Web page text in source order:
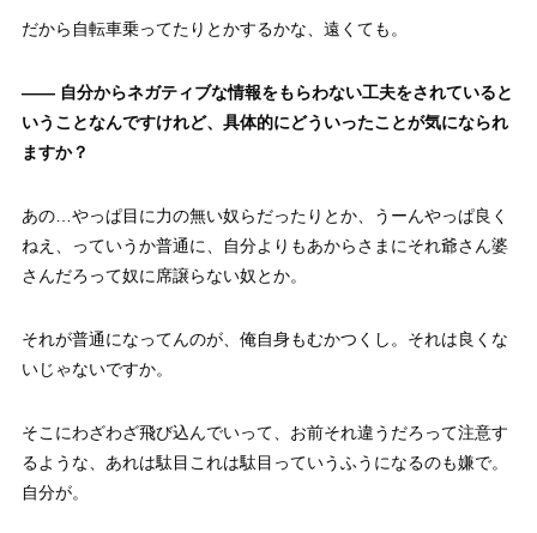
だから自転車乗ってたりとかするかな、遠くても。
—— 自分からネガティブな情報をもらわない工夫をされていると
いうことなんですけれど、具体的にどういったことが気になられ
ますか？
あの…やっぱ目に力の無い奴らだったりとか、うーんやっぱ良く
ねえ、っていうか普通に、自分よりもあからさまにそれ爺さん婆
さんだろって奴に席譲らない奴とか。
それが普通になってんのが、俺自身もむかつくし。それは良くな
いじゃないですか。
そこにわざわざ飛び込んでいって、お前それ違うだろって注意す
るような、あれは駄目これは駄目っていうふうになるのも嫌で。
自分が。